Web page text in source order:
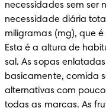
necessidades sem ser
necessidade diária
miligramas (mg), que
Esta é a altura de
sal. As sopas
basicamente, comida
alternativas com
todas as marcas. As